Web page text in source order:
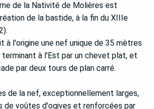
de la Nativité de Molières est
de la bastide, à la fin du XIIIe
à l'origine une nef unique de 35 mètres
à l'Est par un chevet plat, et
par deux tours de plan carré.
de la nef, exceptionnellement larges,
de voûtes d'ogives et renforcées par